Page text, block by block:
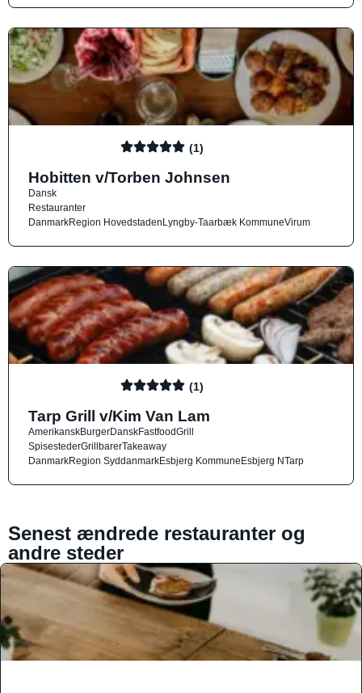
(1)
Hobitten v/Torben Johnsen
Dansk
Restauranter
DanmarkRegion HovedstadenLyngby-Taarbæk KommuneVirum
(1)
Tarp Grill v/Kim Van Lam
AmerikanskBurgerDanskFastfoodGrill
SpisestederGrillbarerTakeaway
DanmarkRegion SyddanmarkEsbjerg KommuneEsbjerg NTarp
Senest ændrede restauranter og
andre steder